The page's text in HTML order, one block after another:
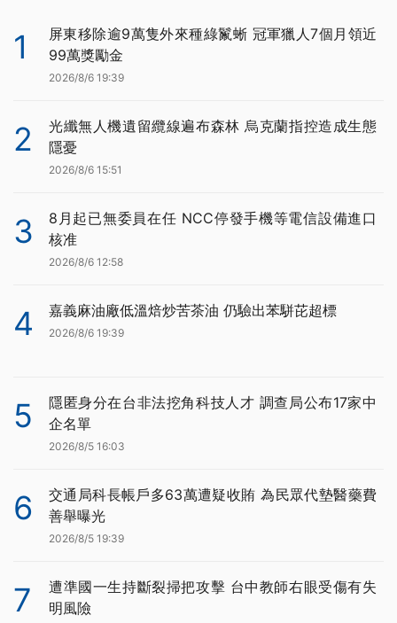
1
屏東移除逾9萬隻外來種綠鬣蜥 冠軍獵人7個月領近
99萬獎勵金
2026/8/6 19:39
2
光纖無人機遺留纜線遍布森林 烏克蘭指控造成生態
隱憂
2026/8/6 15:51
3
8月起已無委員在任 NCC停發手機等電信設備進口
核准
2026/8/6 12:58
4 嘉義麻油廠低溫焙炒苦茶油 仍驗出苯駢芘超標
2026/8/6 19:39
5
隱匿身分在台非法挖角科技人才 調查局公布17家中
企名單
2026/8/5 16:03
6
交通局科長帳戶多63萬遭疑收賄 為民眾代墊醫藥費
善舉曝光
2026/8/5 19:39
7
遭準國一生持斷裂掃把攻擊 台中教師右眼受傷有失
明風險